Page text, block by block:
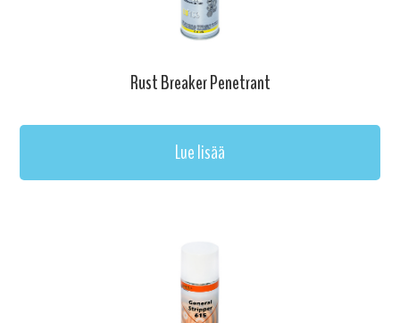
Rust Breaker Penetrant
Lue lisää